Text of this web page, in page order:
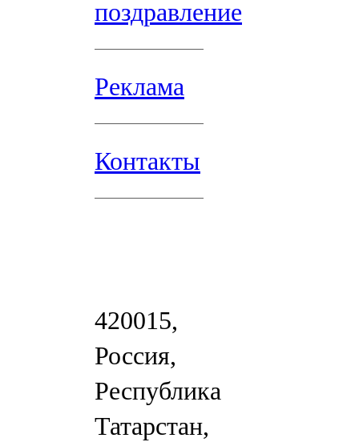
поздравление
Реклама
Контакты
420015,
Россия,
Республика
Татарстан,